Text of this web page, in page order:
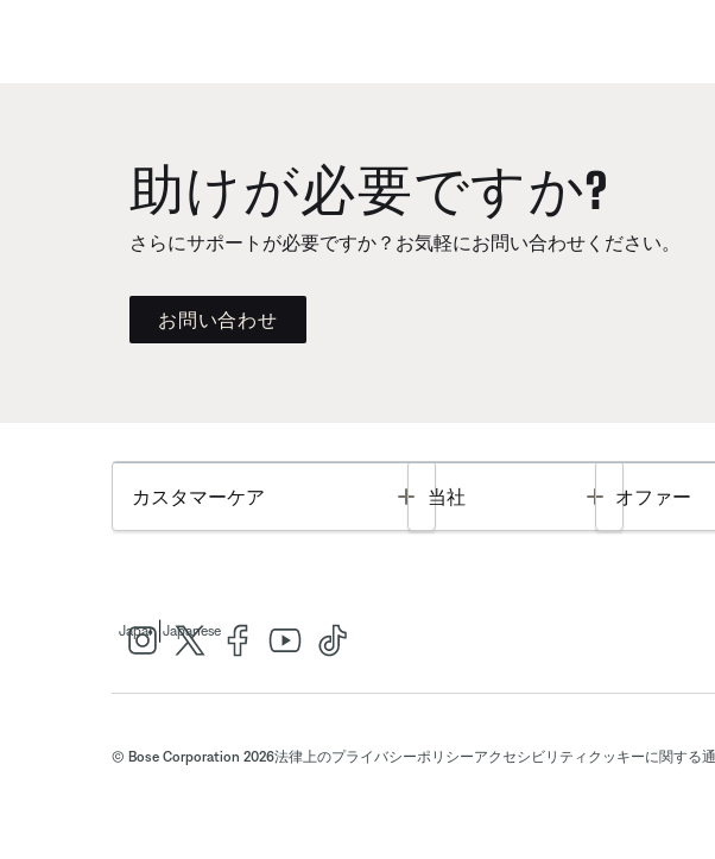
助けが必要ですか?
さらにサポートが必要ですか？お気軽にお問い合わせください。
お問い合わせ
カスタマーケア Toggle
当社 Toggle
オファー
Japan Japanese
© Bose Corporation 2026法律上のプライバシーポリシーアクセシビリティ クッキーに関する